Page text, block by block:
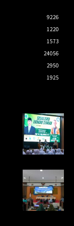
9226
1220
1573
24056
2950
1925